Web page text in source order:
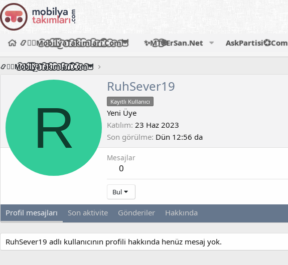
📿🧙‍♂️M͜͡o͜͡b͜͡i͜͡l͜͡y͜͡a͜͡T͜͡a͜͡k͜͡i͜͡m͜͡l͜͡a͜͡r͜͡i͜͡.͜͡C͜͡o͜͡m͜͡🦉 ✨M͜͡T͜͡🌐ErSan.Net AskPartisi💞Com
📿🧙‍♂️M͜͡o͜͡b͜͡i͜͡l͜͡y͜͡a͜͡T͜͡a͜͡k͜͡i͜͡m͜͡l͜͡a͜͡r͜͡i͜͡.͜͡C͜͡o͜͡m͜͡🦉
R
RuhSever19
Kayıtlı Kullanıcı
Yeni Üye
Katılım 23 Haz 2023
Son görülme Dün 12:56 da
Mesajlar
0
Bul
Profil mesajları Son aktivite Gönderiler Hakkında
RuhSever19 adlı kullanıcının profili hakkında henüz mesaj yok.